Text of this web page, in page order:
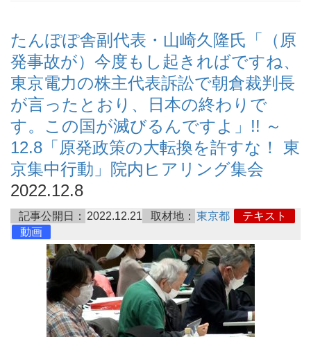
たんぽぽ舎副代表・山崎久隆氏「（原
発事故が）今度もし起きればですね、
東京電力の株主代表訴訟で朝倉裁判長
が言ったとおり、日本の終わりで
す。この国が滅びるんですよ」!! ～
12.8「原発政策の大転換を許すな！ 東
京集中行動」院内ヒアリング集会
2022.12.8
記事公開日： 2022.12.21 取材地： 東京都
テキスト
動画